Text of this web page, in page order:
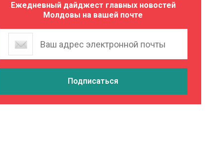
Ежедневный дайджест главных новостей
Молдовы на вашей почте